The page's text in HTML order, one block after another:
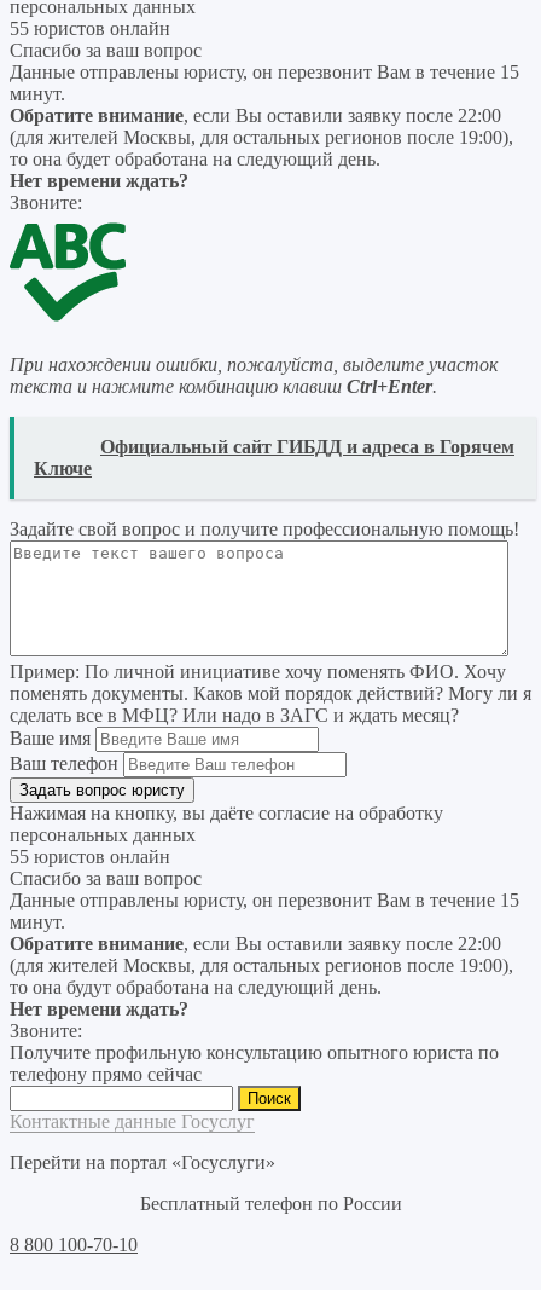
персональных данных
55 юристов онлайн
Спасибо за ваш вопрос
Данные отправлены юристу, он перезвонит Вам в течение 15
минут.
Обратите внимание, если Вы оставили заявку после 22:00
(для жителей Москвы, для остальных регионов после 19:00),
то она будет обработана на следующий день.
Нет времени ждать?
Звоните:
При нахождении ошибки, пожалуйста, выделите участок
текста и нажмите комбинацию клавиш Ctrl+Enter.
Официальный сайт ГИБДД и адреса в Горячем
Ключе
Задайте свой вопрос и получите профессиональную помощь!
Пример: По личной инициативе хочу поменять ФИО. Хочу
поменять документы. Каков мой порядок действий? Могу ли я
сделать все в МФЦ? Или надо в ЗАГС и ждать месяц?
Ваше имя
Ваш телефон
Нажимая на кнопку, вы даёте согласие на обработку
персональных данных
55 юристов онлайн
Спасибо за ваш вопрос
Данные отправлены юристу, он перезвонит Вам в течение 15
минут.
Обратите внимание, если Вы оставили заявку после 22:00
(для жителей Москвы, для остальных регионов после 19:00),
то она будут обработана на следующий день.
Нет времени ждать?
Звоните:
Получите профильную консультацию опытного юриста по
телефону прямо сейчас
Контактные данные Госуслуг
Перейти на портал «Госуслуги»
Бесплатный телефон по России
8 800 100-70-10